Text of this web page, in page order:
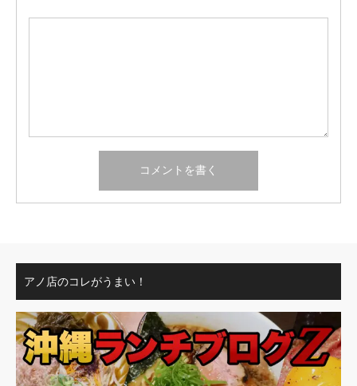
アノ店のコレがうまい！